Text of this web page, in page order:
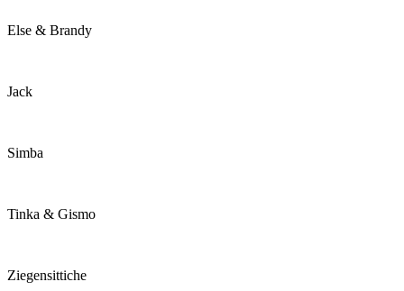
Else & Brandy
Jack
Simba
Tinka & Gismo
Ziegensittiche